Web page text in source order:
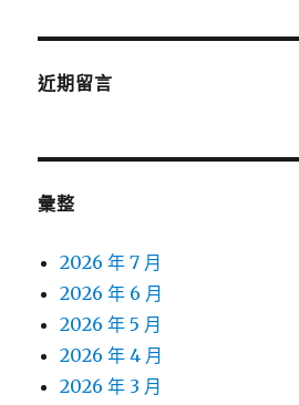
近期留言
彙整
2026 年 7 月
2026 年 6 月
2026 年 5 月
2026 年 4 月
2026 年 3 月